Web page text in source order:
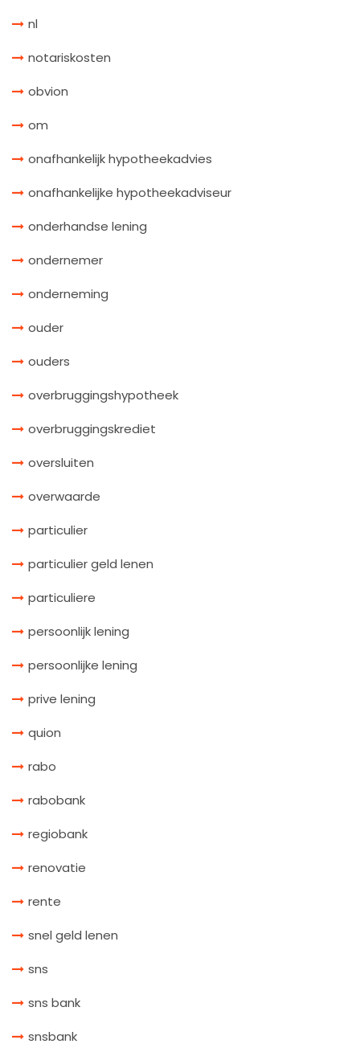
nl
notariskosten
obvion
om
onafhankelijk hypotheekadvies
onafhankelijke hypotheekadviseur
onderhandse lening
ondernemer
onderneming
ouder
ouders
overbruggingshypotheek
overbruggingskrediet
oversluiten
overwaarde
particulier
particulier geld lenen
particuliere
persoonlijk lening
persoonlijke lening
prive lening
quion
rabo
rabobank
regiobank
renovatie
rente
snel geld lenen
sns
sns bank
snsbank